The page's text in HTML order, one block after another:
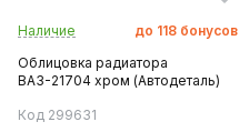
Наличие до 118 бонусов
Облицовка радиатора
ВАЗ-21704 хром (Автодеталь)
Код 299631